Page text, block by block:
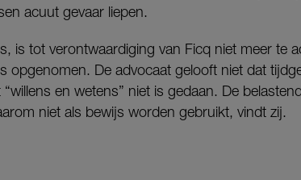
acuut gevaar liepen.
is tot verontwaardiging van Ficq niet meer te
opgenomen. De advocaat gelooft niet dat
en wetens” niet is gedaan. De
niet als bewijs worden gebruikt, vindt zij.